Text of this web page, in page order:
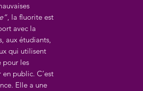
, la fluorite est
avec la
aux étudiants,
qui utilisent
pour les
en public. C’est
Elle a une